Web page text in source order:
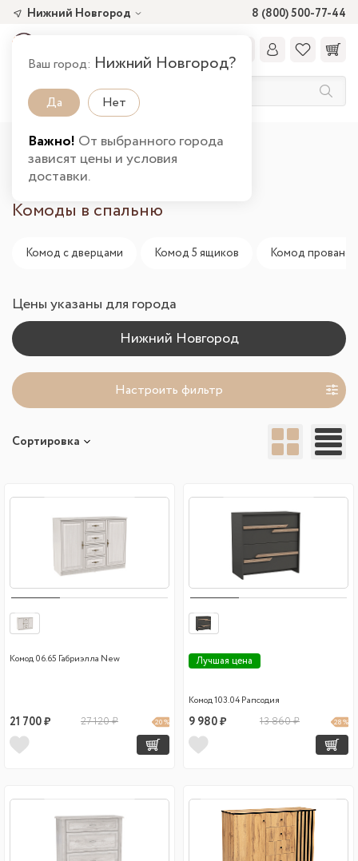
8 (800) 500-77-44
Нижний Новгород
Ваш город: Нижний Новгород?
Да Нет
Важно! От выбранного города
зависят цены и условия
доставки.
Главная Каталог товаров
Спальня
Комоды в Нижнем Новгороде
Комоды в спальню
Комод с дверцами Комод 5 ящиков Комод прованс
Цены указаны для города
Настроить фильтр
Сортировка
Комод 06.65 Габриэлла New
21 700 ₽ 27 120 ₽ 20 %
Лучшая цена
Комод 103.04 Рапсодия
9 980 ₽ 13 860 ₽ 28 %